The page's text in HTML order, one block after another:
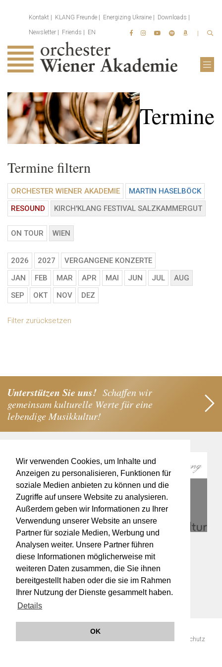
Wir verwenden Cookies, um Inhalte und
Anzeigen zu personalisieren, Funktionen für
soziale Medien anbieten zu können und die
Zugriffe auf unsere Website zu analysieren.
Außerdem geben wir Informationen zu Ihrer
Verwendung unserer Website an unsere
Partner für soziale Medien, Werbung und
Analysen weiter. Unsere Partner führen
diese Informationen möglicherweise mit
weiteren Daten zusammen, die Sie ihnen
bereitgestellt haben oder die sie im Rahmen
Ihrer Nutzung der Dienste gesammelt haben.
Details
OK
Kontakt KLANG Freunde Energizing Ukraine Downloads
Newsletter Friends EN
Termine
Termine filtern
ORCHESTER WIENER AKADEMIE
MARTIN HASELBÖCK
RESOUND
KIRCH'KLANG FESTIVAL SALZKAMMERGUT
ON TOUR WIEN
2026 2027
VERGANGENE KONZERTE
JAN
FEB MAR APR MAI JUN JUL
AUG
SEP
OKT NOV DEZ
Filter zurücksetzen
Unterstützen Sie uns! Schaffen wir
gemeinsam kulturelle Werte für eine
lebendige Musikkultur!
Datenschutz